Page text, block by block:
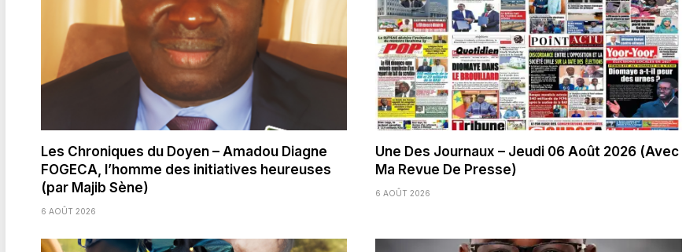
Les Chroniques du Doyen – Amadou Diagne
FOGECA, l’homme des initiatives heureuses
(par Majib Sène)
6 AOÛT 2026
Une Des Journaux – Jeudi 06 Août 2026 (Avec
Ma Revue De Presse)
6 AOÛT 2026